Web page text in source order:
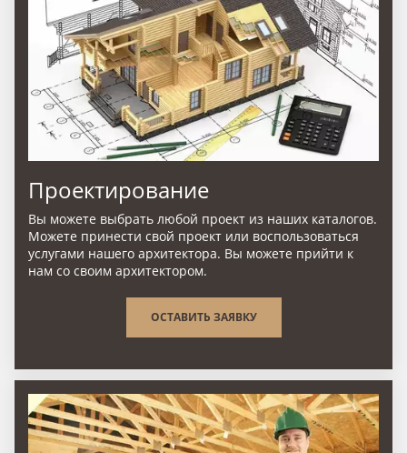
Проектирование
Вы можете выбрать любой проект из наших каталогов.
Можете принести свой проект или воспользоваться
услугами нашего архитектора. Вы можете прийти к
нам со своим архитектором.
ОСТАВИТЬ ЗАЯВКУ